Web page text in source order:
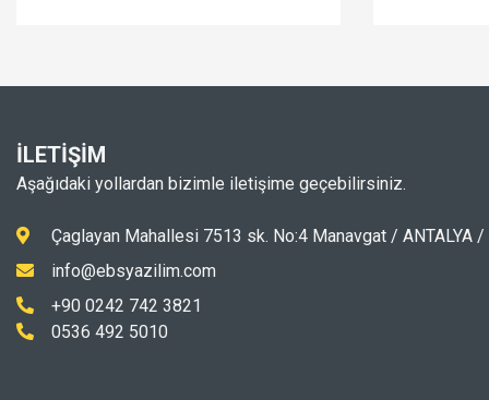
İLETİŞİM
Aşağıdaki yollardan bizimle iletişime geçebilirsiniz.
Çaglayan Mahallesi 7513 sk. No:4 Manavgat / ANTALYA /
info@ebsyazilim.com
+90 0242 742 3821
0536 492 5010